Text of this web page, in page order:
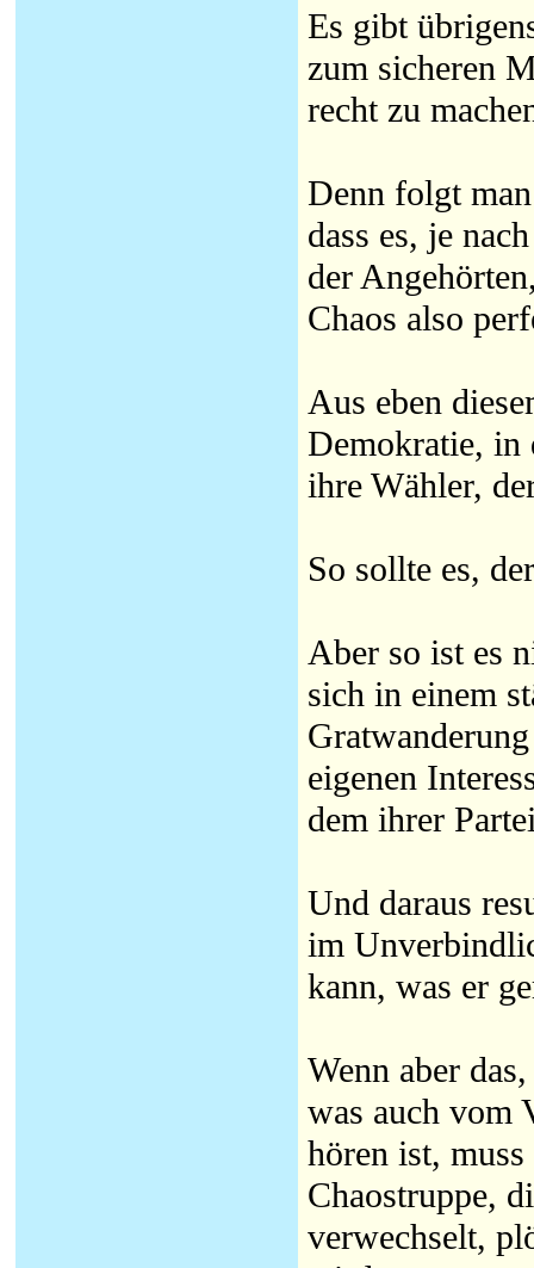
Es gibt
zum sicheren
recht zu
Denn folgt
dass es, je
der
Chaos also
Aus eben
Demokratie, in
ihre Wähler,
So sollte es,
Aber so ist es
sich in einem
eigenen
dem ihrer
Und daraus
im
kann, was er
Wenn aber
was auch vom
hören ist,
Chaostruppe,
verwechselt,